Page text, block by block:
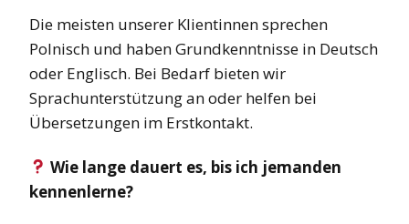
Die meisten unserer Klientinnen sprechen
Polnisch und haben Grundkenntnisse in Deutsch
oder Englisch. Bei Bedarf bieten wir
Sprachunterstützung an oder helfen bei
Übersetzungen im Erstkontakt.
Wie lange dauert es, bis ich jemanden
kennenlerne?